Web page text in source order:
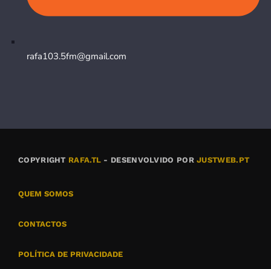
rafa103.5fm@gmail.com
COPYRIGHT RAFA.TL - DESENVOLVIDO PORJUSTWEB.PT
QUEM SOMOS
CONTACTOS
POLÍTICA DE PRIVACIDADE